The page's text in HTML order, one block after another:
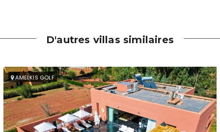
D'autres villas similaires
AMELKIS GOLF